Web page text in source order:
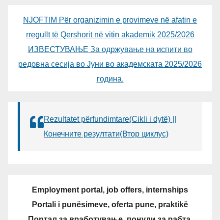
NJOFTIM Për organizimin e provimeve në afatin e
rregullt të Qershorit në vitin akademik 2025/2026
ИЗВЕСТУВАЊЕ За одржување на испити во
редовна сесија во Јуни во академската 2025/2026
година.
Rezultatet përfundimtare(Cikli i dytë) ||
Конечните резултати(Втор циклус)
Employment portal, job offers, internships
Portali i punësimeve, oferta pune, praktikë